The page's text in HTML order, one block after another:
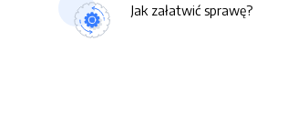
Jak załatwić sprawę?